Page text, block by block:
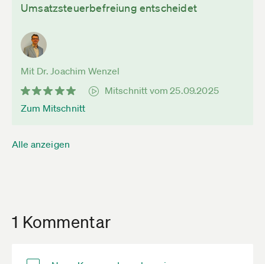
Umsatzsteuerbefreiung entscheidet
Mit Dr. Joachim Wenzel
Mitschnitt vom 25.09.2025
Zum Mitschnitt
Alle anzeigen
1 Kommentar